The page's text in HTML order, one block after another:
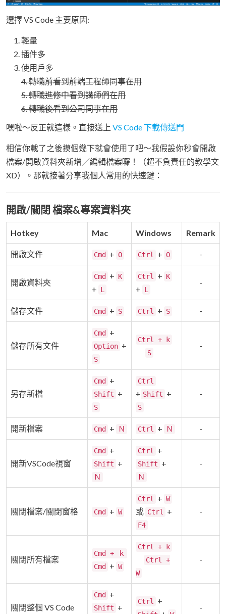
選擇 VS Code 主要原因:
輕量
插件多
使用戶多
4. 轉職前看到前端工程師同事在用
5. 轉職進修中看到講師們在用
6. 轉職後看到公司同事在用
嘿啦～反正就這樣。直接送上 VS Code 下載傳送門
相信你載了之後摸個幾下就會使用了吧～我假設你秒會開啟
檔案/開啟資料夾新增／編輯檔案囉！（超不負責任的教學文
XD）。那就接著分享我個人常用的快速鍵：
開啟/關閉 檔案&專案資料夾
Hotkey Mac Windows Remark
開啟文件 Cmd + O Ctrl + O -
開啟資料夾
Cmd + K
+ L
Ctrl + K
+ L
-
儲存文件 Cmd + S Ctrl + S -
儲存所有文件
Cmd +
Option +
S
Ctrl + k
S
-
另存新檔
Cmd +
Shift +
S
Ctrl
+ Shift +
S
-
開新檔案 Cmd + Ｎ Ctrl + Ｎ -
開新VSCode視窗
Cmd +
Shift +
Ｎ
Ctrl +
Shift +
Ｎ
-
關閉檔案/關閉窗格 Cmd + W
Ctrl + W
或 Ctrl +
F4
-
關閉所有檔案
Cmd + ｋ
Cmd
+ W
Ctrl + k
Ctrl +
W
-
關閉整個 VS Code
Cmd +
Shift +
Ctrl +
-